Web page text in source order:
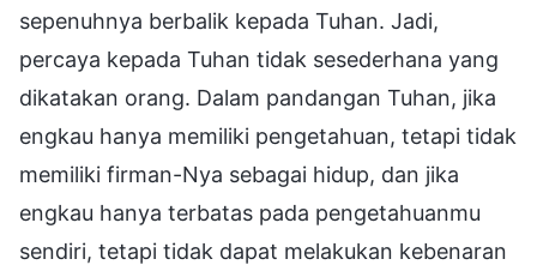
sepenuhnya berbalik kepada Tuhan. Jadi,
percaya kepada Tuhan tidak sesederhana yang
dikatakan orang. Dalam pandangan Tuhan, jika
engkau hanya memiliki pengetahuan, tetapi tidak
memiliki firman-Nya sebagai hidup, dan jika
engkau hanya terbatas pada pengetahuanmu
sendiri, tetapi tidak dapat melakukan kebenaran